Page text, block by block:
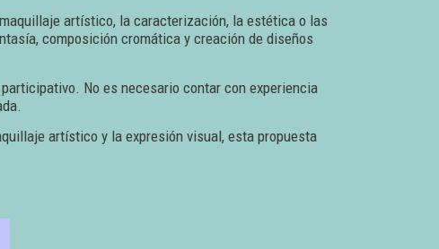
artístico, la caracterización, la estética o las
composición cromática y creación de diseños
No es necesario contar con experiencia
artístico y la expresión visual, esta propuesta